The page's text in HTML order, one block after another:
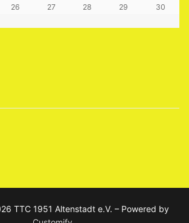
26 27 28 29
30
TTC 1951 Altenstadt e.V. – Powered by